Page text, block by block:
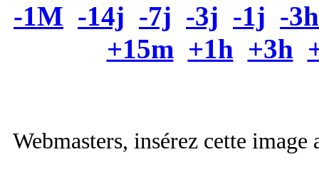
-1M -14j -7j -3j -1j -3h
+15m +1h +3h
Webmasters, insérez cette